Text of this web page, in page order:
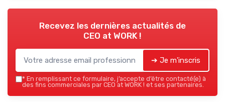
Recevez les dernières actualités de
CEO at WORK !
➔ Je m'inscris
* En remplissant ce formulaire, j’accepte d’être contacté(e) à
des fins commerciales par CEO at WORK ! et ses partenaires.